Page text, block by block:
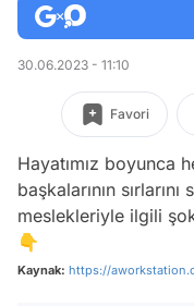
30.06.2023 - 11:10
Favori
Hayatımız boyunca
başkalarının
meslekleriyle ilgili
👇
Kaynak: https://